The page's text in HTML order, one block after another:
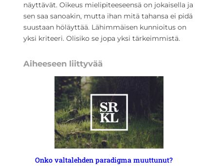
näyttävät. Oikeus mielipiteeseensä on jokaisella ja
sen saa sanoakin, mutta ihan mitä tahansa ei pidä
suustaan höläyttää. Lähimmäisen kunnioitus on
yksi kriteeri. Olisiko se jopa yksi tärkeimmistä.
Aiheeseen liittyvää
Onko valtalehden paradigma muuttunut?